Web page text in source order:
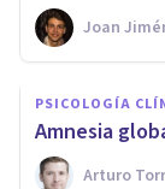
Joan
PSICOLOGÍA
Amnesia
Arturo